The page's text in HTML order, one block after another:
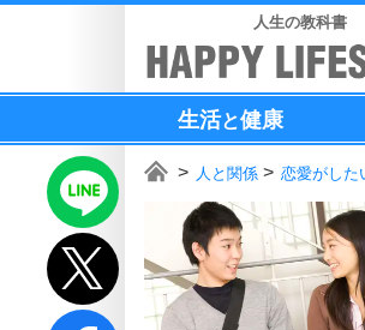
人生の教科書
生活と健康
人と関係 恋愛がした